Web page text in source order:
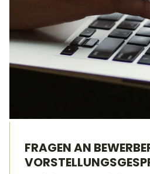
FRAGEN AN